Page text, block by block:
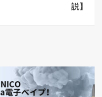
説】